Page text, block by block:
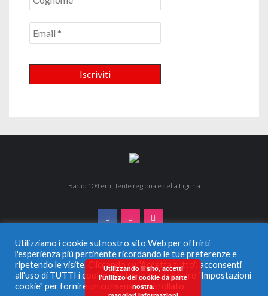
Radio 104 emittente regionale della Liguria
© 2024 Radio 104. Tutti i diritti riservati. Vietata la duplicazione
anche parziale.
Radio Monferrato Srl - P.IVA 00956220057 La società ha
Utilizziamo i cookie sul nostro sito Web per offrirti
l'esperienza più pertinente ricordando le tue preferenze e
ripetendo le visite. Cliccando su "Accetta tutto", acconsenti
all'uso di TUTTI i cookie. Tuttavia, puoi visitare "Impostazioni
cookie" per fornire un consenso controllato
Utilizzando il sito, accetti
l'utilizzo dei cookie da parte
nostra.